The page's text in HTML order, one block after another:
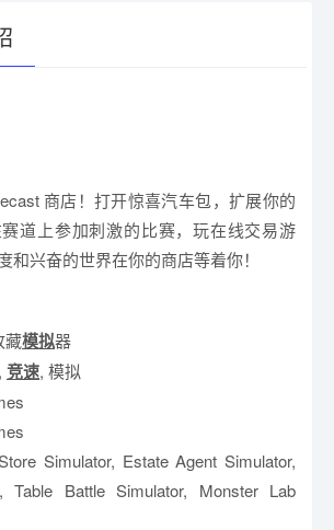
商店！打开惊喜汽车包，扩展你的
道上参加刺激的比赛，玩在线交易游
和兴奋的世界在你的商店等着你！
藏模拟器
, 竞速, 模拟
Simulator, Estate Agent Simulator,
Table Battle Simulator, Monster Lab